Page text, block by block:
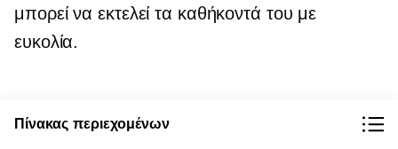
μπορεί να εκτελεί τα καθήκοντά του με
ευκολία.
Ανάκληση αδειών από το πρώην
Πίνακας περιεχομένων